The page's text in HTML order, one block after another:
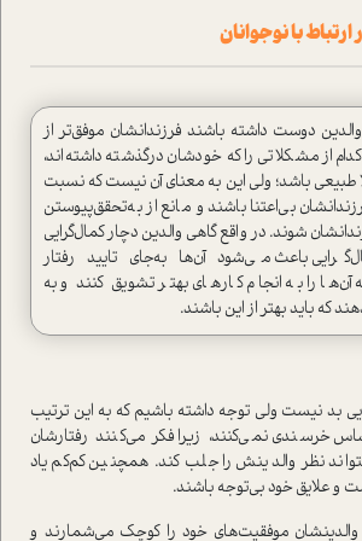
با نوجوانان
دوست داشته باشند فرزندانشان موفق‌تر از
از مشكلاتي را كه خودشان درگذشته داشته‌اند،
طبيعي باشد؛ ولي اين به معناي آن نيست كه نسبت
بي‌اعتنا باشند و مانع از به‌تحقق‌پيوستن
شوند. در واقع گاهي والدين دچار كمال‌گرايي
باعث مي‌شود آن‌ها به‌جاي تاييد رفتار
را به انجام كارهاي بهتر تشويق كنند و به
كه بايد بهتر از اين باشند.
بد نيست ولي توجه داشته باشيم كه به اين ترتيب
خرسندي نمي‌كنند، زيرا فكر مي‌‌كنند رفتارشان
نظر والدينش را جلب كند. همچنين كم‌كم ياد
و علايق خود بي‌توجه باشند.
والدينشان موفقيت‌هاي خود را كوچك مي‌شمارند و